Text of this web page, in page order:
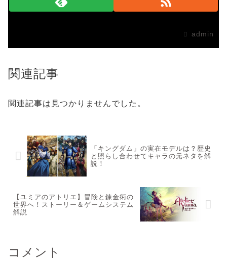
admin
関連記事
関連記事は見つかりませんでした。
「キングダム」の実在モデルは？歴史
と照らし合わせてキャラの元ネタを解
説！
【ユミアのアトリエ】冒険と錬金術の
世界へ！ストーリー＆ゲームシステム
解説
コメント